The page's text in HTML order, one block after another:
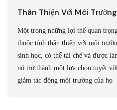
Thân Thiện Với Môi
Một trong những lợi thế quan
thuộc tính thân thiện với môi
sinh học, có thể tái chế và được
nó trở thành một lựa chọn tuyệt
giảm tác động môi trường của họ